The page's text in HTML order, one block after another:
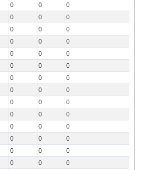
0 0
0
0 0
0
0 0
0
0 0
0
0 0
0
0 0
0
0 0
0
0 0
0
0 0
0
0 0
0
0 0
0
0 0
0
0 0
0
0 0
0